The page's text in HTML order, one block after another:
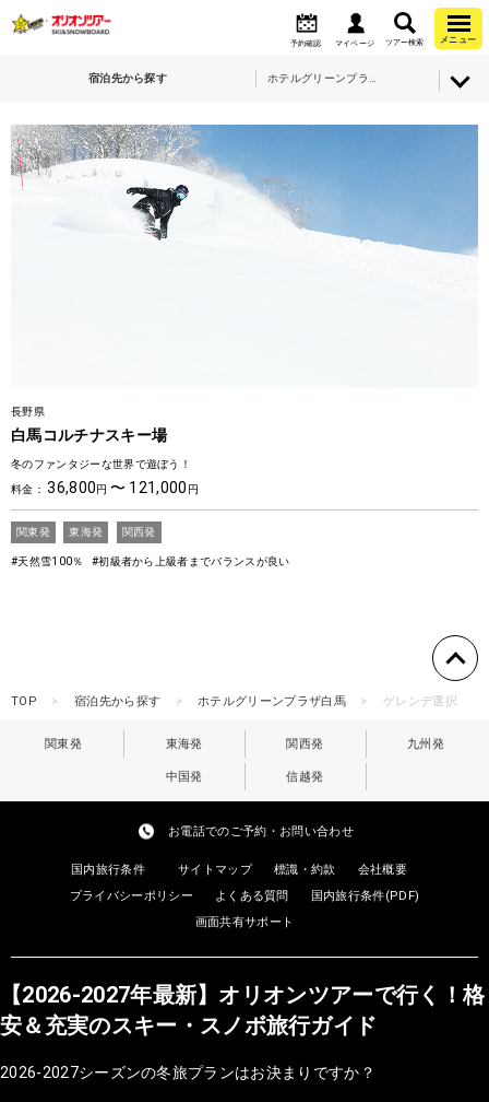
予約確認 マイページ ツアー検索 メニュー
宿泊先から探す
長野県
白馬コルチナスキー場
冬のファンタジーな世界で遊ぼう！
料金：36,800円 〜 121,000 円
関東発 東海発 関西発
#天然雪100％ #初級者から上級者までバランスが良い
TOP 宿泊先から探す ホテルグリーンプラザ白馬 ゲレンデ選択
関東発 東海発 関西発 九州発
中国発 信越発
お電話でのご予約・お問い合わせ
国内旅行条件 サイトマップ 標識・約款
会社概要
プライバシーポリシー
よくある質問
国内旅行条件(PDF)
画面共有サポート
【2026-2027年最新】オリオンツアーで行く！格
安＆充実のスキー・スノボ旅行ガイド
2026-2027シーズンの冬旅プランはお決まりですか？